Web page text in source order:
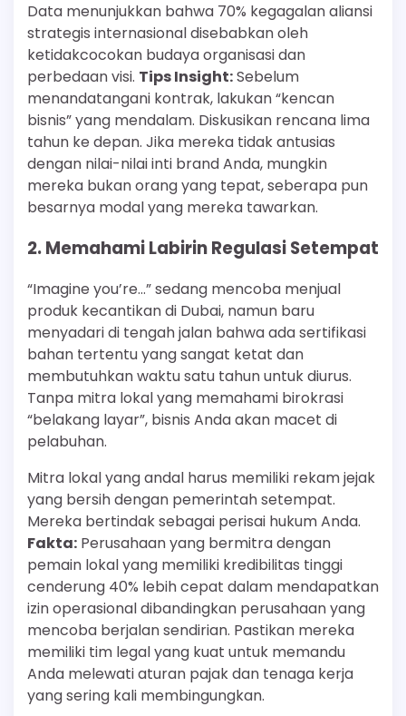
Data menunjukkan bahwa 70% kegagalan aliansi
strategis internasional disebabkan oleh
ketidakcocokan budaya organisasi dan
perbedaan visi. Tips Insight:Sebelum
menandatangani kontrak, lakukan “kencan
bisnis” yang mendalam. Diskusikan rencana lima
tahun ke depan. Jika mereka tidak antusias
dengan nilai-nilai inti brand Anda, mungkin
mereka bukan orang yang tepat, seberapa pun
besarnya modal yang mereka tawarkan.
2. Memahami Labirin Regulasi Setempat
“Imagine you’re…” sedang mencoba menjual
produk kecantikan di Dubai, namun baru
menyadari di tengah jalan bahwa ada sertifikasi
bahan tertentu yang sangat ketat dan
membutuhkan waktu satu tahun untuk diurus.
Tanpa mitra lokal yang memahami birokrasi
“belakang layar”, bisnis Anda akan macet di
pelabuhan.
Mitra lokal yang andal harus memiliki rekam jejak
yang bersih dengan pemerintah setempat.
Mereka bertindak sebagai perisai hukum Anda.
Fakta: Perusahaan yang bermitra dengan
pemain lokal yang memiliki kredibilitas tinggi
cenderung 40% lebih cepat dalam mendapatkan
izin operasional dibandingkan perusahaan yang
mencoba berjalan sendirian. Pastikan mereka
memiliki tim legal yang kuat untuk memandu
Anda melewati aturan pajak dan tenaga kerja
yang sering kali membingungkan.